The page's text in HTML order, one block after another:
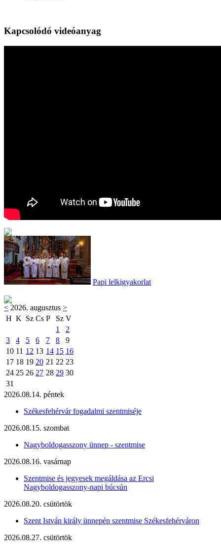
Kapcsolódó videóanyag
Papi lelkigyakorlat
< 2026. augusztus >
H K Sz Cs P Sz V
1
2
3
4 5 6 7 8
9
10 11 12 13 14 15 16
17 18 19 20 21 22 23
24 25 26 27 28 29 30
31
2026.08.14. péntek
Székesfehérvár fogadalmi szentmiséje
2026.08.15. szombat
Nagyboldogasszony ünnep - szentmise
2026.08.16. vasárnap
Szentmise és jegyesek megáldása az Ercsi
Nagyboldogasszony-napi búcsún
2026.08.20. csütörtök
Szent István király ünnepén szentmise Székesfehérváron
2026.08.27. csütörtök